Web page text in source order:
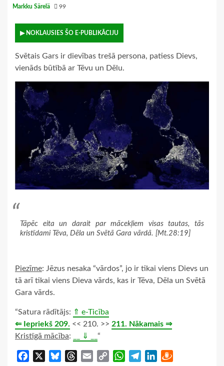
Markku Särelä 99
▶ NOKLAUSIES ŠO E-PUBLIKĀCIJU
Svētais Gars ir dievības trešā persona, patiess Dievs,
vienāds būtībā ar Tēvu un Dēlu.
Tāpēc eita un darait par mācekļiem visas tautas, tās
kristīdami Tēva, Dēla un Svētā Gara vārdā. [Mt.28:19]
Piezīme: Jēzus nesaka “vārdos”, jo ir tikai viens Dievs un
tā arī tikai viens Dieva vārds, kas ir Tēva, Dēla un Svētā
Gara vārds.
“Satura rādītājs: ⇑ e-Ticība
⇐ Iepriekš 209. << 210. >> 211. Nākamais ⇒
Kristīgā mācība: __ ⇓ __ “
Facebook BlueskyThreads
Email
Copy
WhatsApp
TelegramLinkedIn